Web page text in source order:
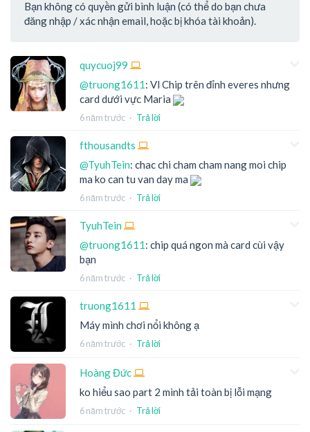
Bạn không có quyền gửi bình luận (có thể do bạn chưa
đăng nhập / xác nhận email, hoặc bị khóa tài khoản).
quycuoj99
@truong1611: Vl Chip trên đỉnh everes nhưng
card dưới vực Maria
6 năm trước · Trả lời
fthousandts
@TyuhTein: chac chi cham cham nang moi chip
ma ko can tu van day ma
6 năm trước · Trả lời
TyuhTein
@truong1611: chip quá ngon mà card cùi vậy
bạn
6 năm trước · Trả lời
truong1611
Máy mình chơi nổi không ạ
6 năm trước · Trả lời
Hoàng Đức
ko hiểu sao part 2 mình tải toàn bị lỗi mạng
6 năm trước · Trả lời